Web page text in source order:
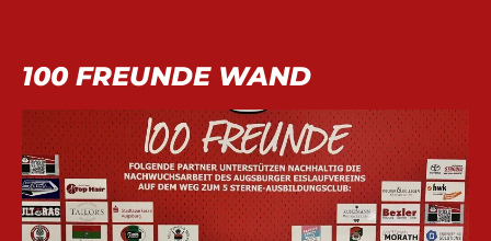
100 FREUNDE WAND